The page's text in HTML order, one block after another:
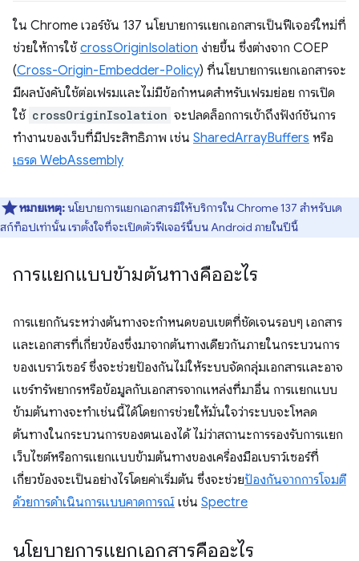
ใน Chrome เวอร์ชัน 137 นโยบายการแยกเอกสารเป็นฟีเจอร์ใหม่ที่
ช่วยให้การใช้ crossOriginIsolation ง่ายขึ้น ซึ่งต่างจาก COEP
(Cross-Origin-Embedder-Policy) ที่นโยบายการแยกเอกสารจะ
มีผลบังคับใช้ต่อเฟรมและไม่มีข้อกำหนดสำหรับเฟรมย่อย การเปิด
ใช้ crossOriginIsolation จะปลดล็อกการเข้าถึงฟังก์ชันการ
ทำงานของเว็บที่มีประสิทธิภาพ เช่น SharedArrayBuffers หรือ
เธรด WebAssembly
หมายเหตุ: นโยบายการแยกเอกสารมีให้บริการใน Chrome 137 สำหรับเด
สก์ท็อปเท่านั้น เราตั้งใจที่จะเปิดตัวฟีเจอร์นี้บน Android ภายในปีนี้
การแยกแบบข้ามต้นทางคืออะไร
การแยกกันระหว่างต้นทางจะกำหนดขอบเขตที่ชัดเจนรอบๆ เอกสาร
และเอกสารที่เกี่ยวข้องซึ่งมาจากต้นทางเดียวกันภายในกระบวนการ
ของเบราว์เซอร์ ซึ่งจะช่วยป้องกันไม่ให้ระบบจัดกลุ่มเอกสารและอาจ
แชร์ทรัพยากรหรือข้อมูลกับเอกสารจากแหล่งที่มาอื่น การแยกแบบ
ข้ามต้นทางจะทําเช่นนี้ได้โดยการช่วยให้มั่นใจว่าระบบจะโหลด
ต้นทางในกระบวนการของตนเองได้ ไม่ว่าสถานะการรองรับการแยก
เว็บไซต์หรือการแยกแบบข้ามต้นทางของเครื่องมือเบราว์เซอร์ที่
เกี่ยวข้องจะเป็นอย่างไรโดยค่าเริ่มต้น ซึ่งจะช่วยป้องกันจากการโจมตี
ด้วยการดำเนินการแบบคาดการณ์ เช่น Spectre
นโยบายการแยกเอกสารคืออะไร